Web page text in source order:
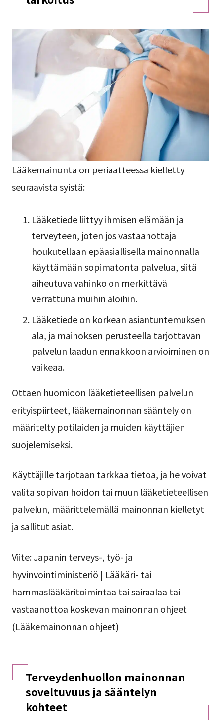
Lääkemainonta on periaatteessa kielletty
seuraavista syistä:
Lääketiede liittyy ihmisen elämään ja
terveyteen, joten jos vastaanottaja
houkutellaan epäasiallisella mainonnalla
käyttämään sopimatonta palvelua, siitä
aiheutuva vahinko on merkittävä
verrattuna muihin aloihin.
Lääketiede on korkean asiantuntemuksen
ala, ja mainoksen perusteella tarjottavan
palvelun laadun ennakkoon arvioiminen on
vaikeaa.
Ottaen huomioon lääketieteellisen palvelun
erityispiirteet, lääkemainonnan sääntely on
määritelty potilaiden ja muiden käyttäjien
suojelemiseksi.
Käyttäjille tarjotaan tarkkaa tietoa, ja he voivat
valita sopivan hoidon tai muun lääketieteellisen
palvelun, määrittelemällä mainonnan kielletyt
ja sallitut asiat.
Viite: Japanin terveys-, työ- ja
hyvinvointiministeriö | Lääkäri- tai
hammaslääkäritoimintaa tai sairaalaa tai
vastaanottoa koskevan mainonnan ohjeet
(Lääkemainonnan ohjeet)
Terveydenhuollon mainonnan
soveltuvuus ja sääntelyn
kohteet